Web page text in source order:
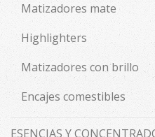
Matizadores mate
Highlighters
Matizadores con brillo
Encajes comestibles
ESENCIAS Y